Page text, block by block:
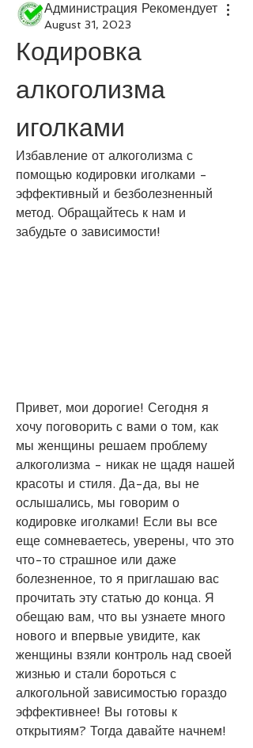
Администрация Рекомендует
August 31, 2023
Кодировка
алкоголизма
иголками
Избавление от алкоголизма с
помощью кодировки иголками -
эффективный и безболезненный
метод. Обращайтесь к нам и
забудьте о зависимости!
Привет, мои дорогие! Сегодня я
хочу поговорить с вами о том, как
мы женщины решаем проблему
алкоголизма - никак не щадя нашей
красоты и стиля. Да-да, вы не
ослышались, мы говорим о
кодировке иголками! Если вы все
еще сомневаетесь, уверены, что это
что-то страшное или даже
болезненное, то я приглашаю вас
прочитать эту статью до конца. Я
обещаю вам, что вы узнаете много
нового и впервые увидите, как
женщины взяли контроль над своей
жизнью и стали бороться с
алкогольной зависимостью гораздо
эффективнее! Вы готовы к
открытиям? Тогда давайте начнем!